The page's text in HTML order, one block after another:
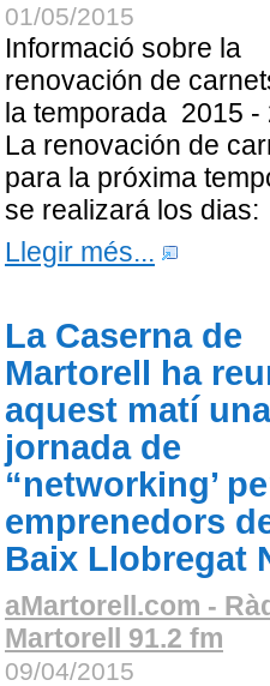
01/05/2015
Informació sobre la
renovación de
la temporada 2015 -
La renovación de
para la próxima
se realizará los dias:
Llegir més...
La Caserna de
Martorell ha
aquest matí una
jornada de
“networking’
emprenedors
Baix Llobregat
aMartorell.com -
Martorell 91.2 fm
09/04/2015